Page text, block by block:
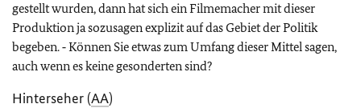
gestellt wurden, dann hat sich ein Filmemacher mit dieser
Produktion ja sozusagen explizit auf das Gebiet der Politik
begeben. ‑ Können Sie etwas zum Umfang dieser Mittel sagen,
auch wenn es keine gesonderten sind?
Hinterseher (AA)